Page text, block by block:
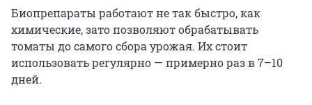
Биопрепараты работают не так быстро, как
химические, зато позволяют обрабатывать
томаты до самого сбора урожая. Их стоит
использовать регулярно — примерно раз в 7–10
дней.